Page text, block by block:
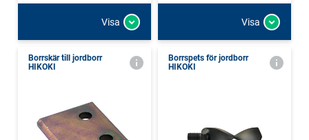
Visa Visa
Borrskär till jordborr
HIKOKI
Borrspets för jordborr
HIKOKI